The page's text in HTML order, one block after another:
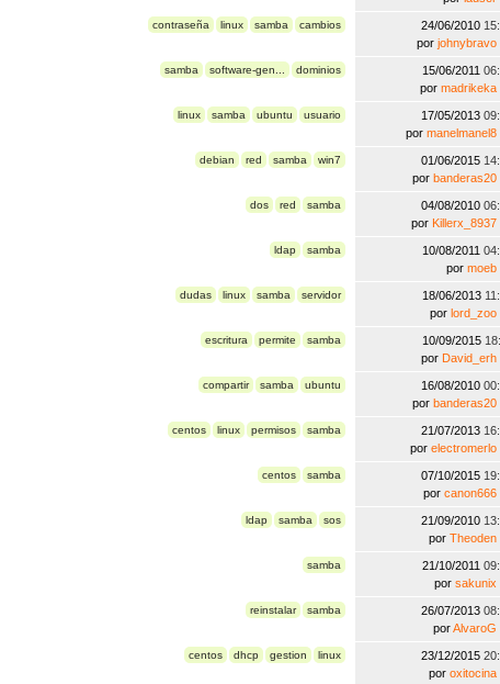
contraseña linux samba cambios 24/06/2010
por johnybravo
samba software-gen... dominios 15/06/2011
por madrikeka
linux samba ubuntu usuario 17/05/2013
por manelmanel8
debian red samba win7 01/06/2015
por banderas20
dos red samba 04/08/2010
por Killerx_8937
ldap samba 10/08/2011
por moeb
dudas linux samba servidor 18/06/2013
por lord_zoo
escritura permite samba 10/09/2015
por David_erh
compartir samba ubuntu 16/08/2010
por banderas20
centos linux permisos samba 21/07/2013
por electromerlo
centos samba 07/10/2015
por canon666
ldap samba sos 21/09/2010
por Theoden
samba 21/10/2011
por sakunix
reinstalar samba 26/07/2013
porAlvaroG
centos dhcp gestion linux 23/12/2015
por oxitocina